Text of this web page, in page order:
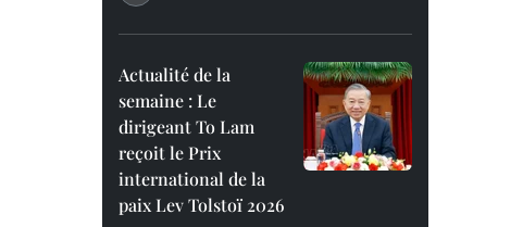
Actualité de la
semaine : Le
dirigeant To Lam
reçoit le Prix
international de la
paix Lev Tolstoï 2026